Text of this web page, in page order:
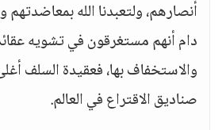
أنصارهم، ولتعبدنا الله بمعاضدتهم
دام أنهم مستغرقون في تشويه
والاستخفاف بها، فعقيدة السلف
صناديق الاقتراع في العالم.